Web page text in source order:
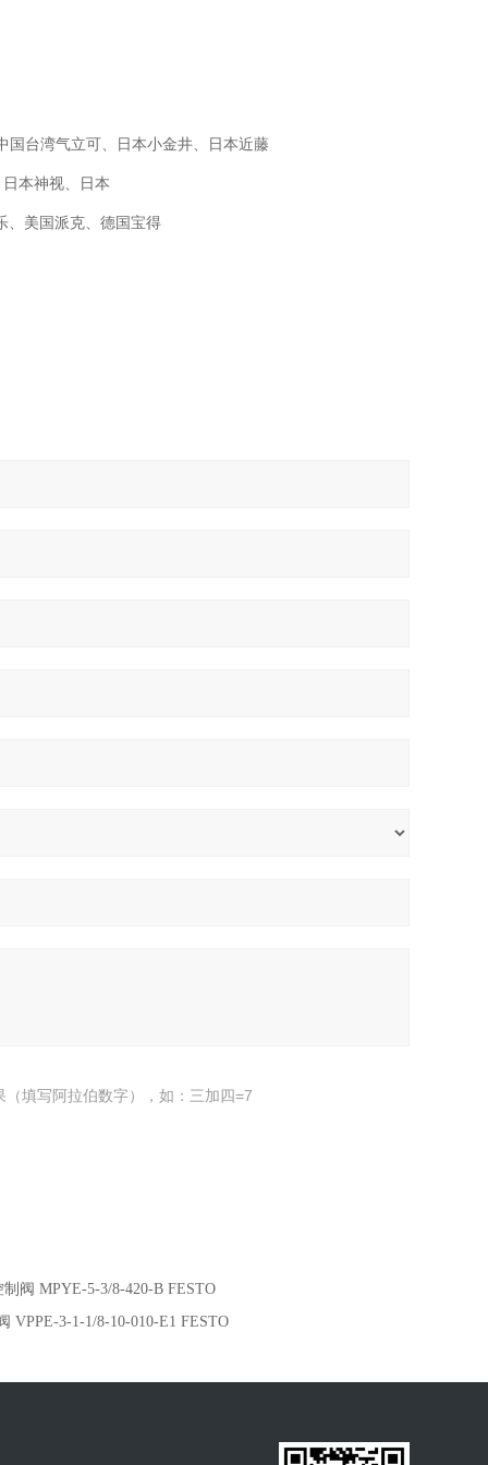
国台湾气立可、日本小金井、日本近藤
本神视、日本
、美国派克、德国宝得
（填写阿拉伯数字），如：三加四=7
阀 MPYE-5-3/8-420-B FESTO
VPPE-3-1-1/8-10-010-E1 FESTO